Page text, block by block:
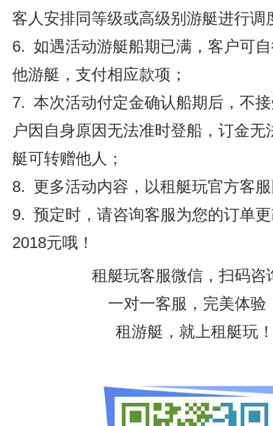
客人安排同等级或高级别游艇进行调
6. 如遇活动游艇船期已满，客户可
他游艇，支付相应款项；
7. 本次活动付定金确认船期后，不
户因自身原因无法准时登船，订金无
艇可转赠他人；
8. 更多活动内容，以租艇玩官方客
9. 预定时，请咨询客服为您的订单
2018元哦！
租艇玩客服微信，扫码咨
一对一客服，完美体验
租游艇，就上租艇玩